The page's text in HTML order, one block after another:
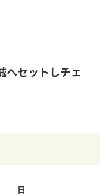
へセットしチェ
日